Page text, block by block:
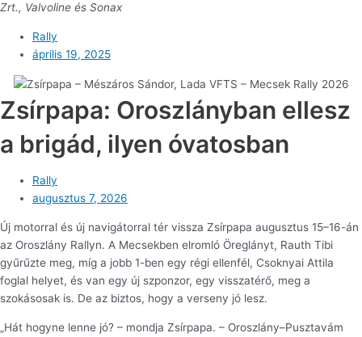
Zrt., Valvoline és Sonax
Rally
április 19, 2025
Zsírpapa: Oroszlányban ellesz
a brigád, ilyen óvatosban
Rally
augusztus 7, 2026
Új motorral és új navigátorral tér vissza Zsírpapa augusztus 15–16-án
az Oroszlány Rallyn. A Mecsekben elromló Öreglányt, Rauth Tibi
gyűrűzte meg, míg a jobb 1-ben egy régi ellenfél, Csoknyai Attila
foglal helyet, és van egy új szponzor, egy visszatérő, meg a
szokásosak is. De az biztos, hogy a verseny jó lesz.
„Hát hogyne lenne jó? – mondja Zsírpapa. – Oroszlány–Pusztavám